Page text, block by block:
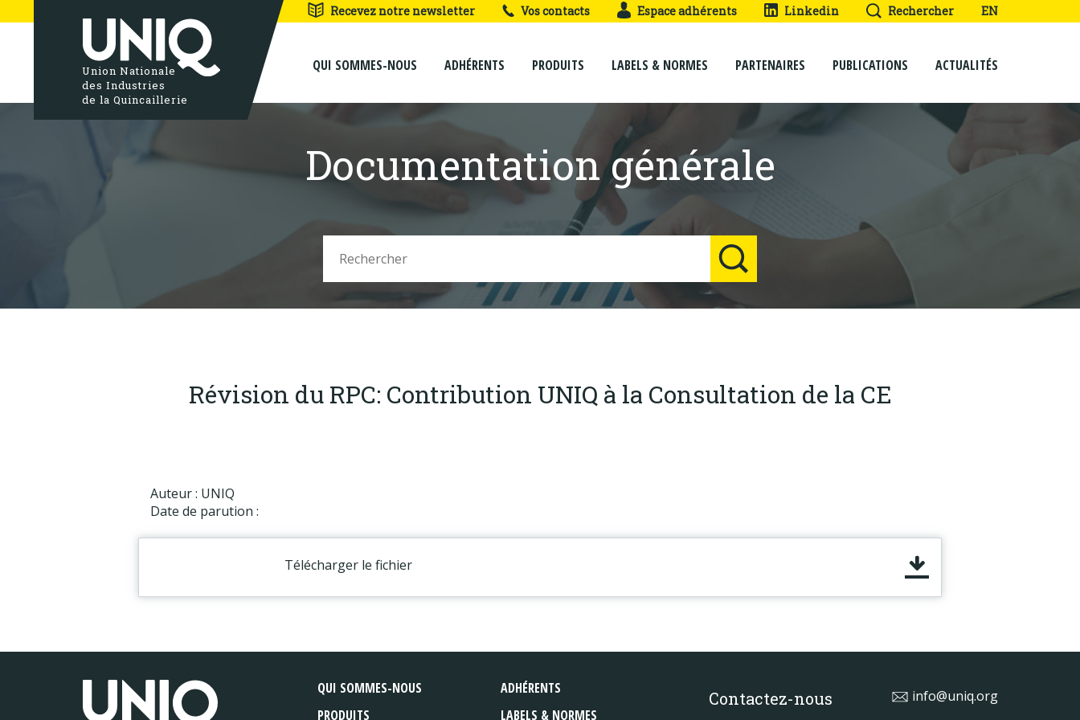
Union Nationale
des Industries
de la Quincaillerie
Recevez notre newsletter Vos contacts Espace adhérents Linkedin Rechercher EN
QUI SOMMES-NOUS ADHÉRENTS PRODUITS LABELS & NORMES PARTENAIRES PUBLICATIONS ACTUALITÉS
Documentation générale
Révision du RPC: Contribution UNIQ à la Consultation de la CE
Auteur : UNIQ
Date de parution :
Télécharger le fichier
QUI SOMMES-NOUS
ADHÉRENTS
PRODUITS
LABELS & NORMES
Contactez-nous info@uniq.org